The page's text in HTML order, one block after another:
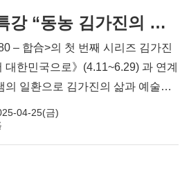
유홍준의 석학특강 “동농 김가진의 삶과 예술”
– 합合>의 첫 번째 시리즈 김가진
한민국으로》(4.11~6.29) 과 연계
의 일환으로 김가진의 삶과 예술에
공한다.
04-25(금)